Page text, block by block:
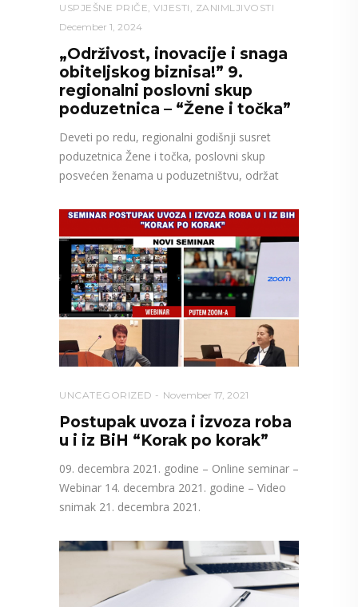
USPJEŠNE PRIČE VIJESTI
ZANIMLJIVOSTI
December 1, 2024
„Održivost, inovacije i snaga
obiteljskog biznisa!” 9.
regionalni poslovni skup
poduzetnica – “Žene i točka”
Deveti po redu, regionalni godišnji susret
poduzetnica Žene i točka, poslovni skup
posvećen ženama u poduzetništvu, održat
UNCATEGORIZED November 17, 2021
Postupak uvoza i izvoza roba
u i iz BiH “Korak po korak”
09. decembra 2021. godine – Online seminar –
Webinar 14. decembra 2021. godine – Video
snimak 21. decembra 2021.